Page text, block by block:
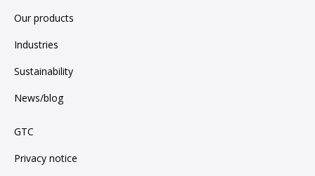
Our products
Industries
Sustainability
News/blog
GTC
Privacy notice